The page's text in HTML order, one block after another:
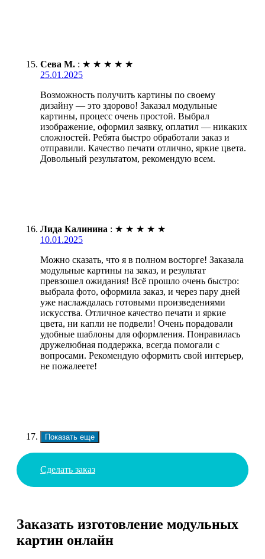
Сева М. : ★ ★ ★ ★ ★
25.01.2025
Возможность получить картины по своему
дизайну — это здорово! Заказал модульные
картины, процесс очень простой. Выбрал
изображение, оформил заявку, оплатил — никаких
сложностей. Ребята быстро обработали заказ и
отправили. Качество печати отлично, яркие цвета.
Довольный результатом, рекомендую всем.
Лида Калинина : ★ ★ ★ ★ ★
10.01.2025
Можно сказать, что я в полном восторге! Заказала
модульные картины на заказ, и результат
превзошел ожидания! Всё прошло очень быстро:
выбрала фото, оформила заказ, и через пару дней
уже наслаждалась готовыми произведениями
искусства. Отличное качество печати и яркие
цвета, ни капли не подвели! Очень порадовали
удобные шаблоны для оформления. Понравилась
дружелюбная поддержка, всегда помогали с
вопросами. Рекомендую оформить свой интерьер,
не пожалеете!
Показать еще
Сделать заказ
Заказать изготовление модульных
картин онлайн